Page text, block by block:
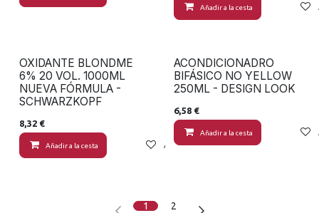
Añadir a la cesta
OXIDANTE BLONDME
6% 20 VOL. 1000ML
NUEVA FÓRMULA -
SCHWARZKOPF
8,32 €
Añadir a la cesta Añadir a lista de deseos
ACONDICIONADRO
BIFÁSICO NO YELLOW
250ML - DESIGN LOOK
6,58€
Añadir a la cesta
1 2